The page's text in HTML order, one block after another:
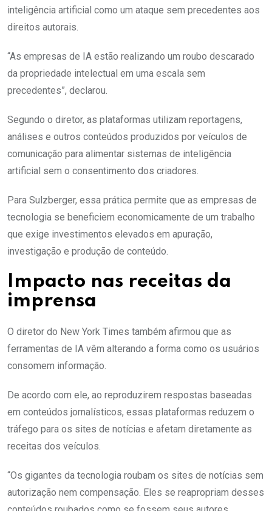
inteligência artificial como um ataque sem precedentes aos
direitos autorais.
“As empresas de IA estão realizando um roubo descarado
da propriedade intelectual em uma escala sem
precedentes”, declarou.
Segundo o diretor, as plataformas utilizam reportagens,
análises e outros conteúdos produzidos por veículos de
comunicação para alimentar sistemas de inteligência
artificial sem o consentimento dos criadores.
Para Sulzberger, essa prática permite que as empresas de
tecnologia se beneficiem economicamente de um trabalho
que exige investimentos elevados em apuração,
investigação e produção de conteúdo.
Impacto nas receitas da
imprensa
O diretor do New York Times também afirmou que as
ferramentas de IA vêm alterando a forma como os usuários
consomem informação.
De acordo com ele, ao reproduzirem respostas baseadas
em conteúdos jornalísticos, essas plataformas reduzem o
tráfego para os sites de notícias e afetam diretamente as
receitas dos veículos.
“Os gigantes da tecnologia roubam os sites de notícias sem
autorização nem compensação. Eles se reapropriam desses